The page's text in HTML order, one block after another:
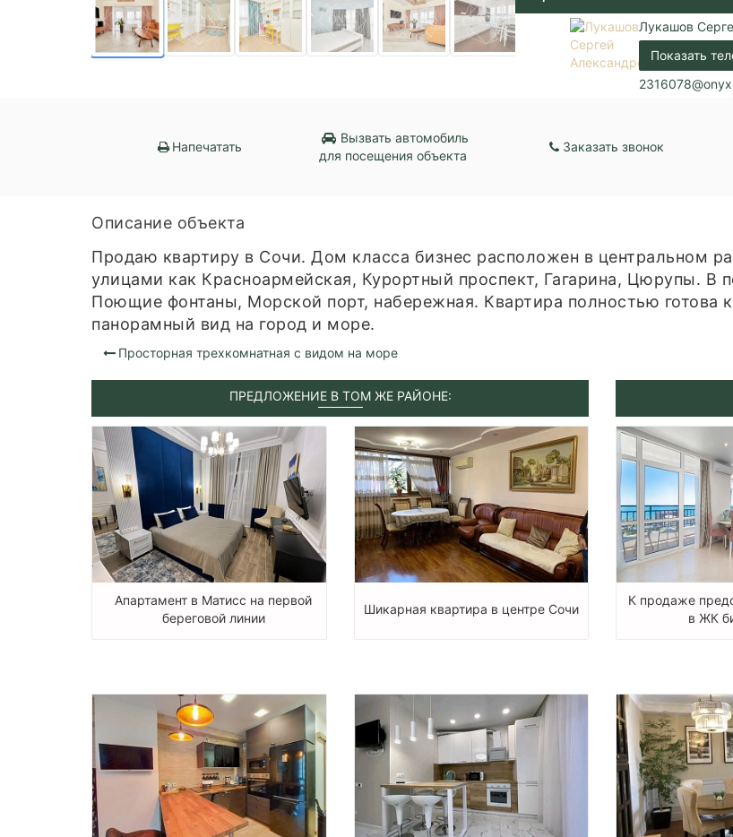
Кол-во спален:
3
Лукашов
Показать
Напечатать
Вызвать автомобиль
для посещения объекта
Заказать звонок
Описание объекта
Продаю квартиру в Сочи. Дом класса бизнес расположен в центральном
улицами как Красноармейская, Курортный проспект, Гагарина, Цюрупы. В
Поющие фонтаны, Морской порт, набережная. Квартира полностью готова
панорамный вид на город и море.
Просторная трехкомнатная с видом на море
ПРЕДЛОЖЕНИЕ В ТОМ ЖЕ РАЙОНЕ:
Апартамент в Матисс на первой
береговой линии
Шикарная квартира в центре Сочи
К продаже
в ЖК